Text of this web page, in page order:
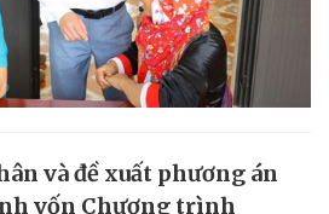
và đề xuất phương án
vốn Chương trình